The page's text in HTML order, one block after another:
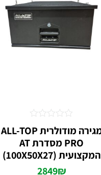
מגירה מודולרית ALL-TOP
PRO מסדרת AT
המקצועית (100X50X27)
2849₪
0
מתוך